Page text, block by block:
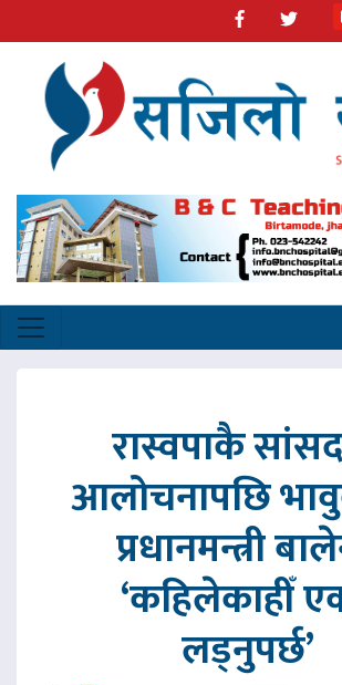
रास्वपाकै
आलोचनापछि
प्रधानमन्त्री
‘कहिलेकाहीँ
लड्नुपर्छ’